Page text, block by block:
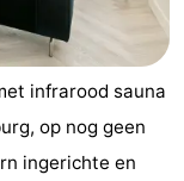
infrarood sauna
op nog geen
ingerichte en